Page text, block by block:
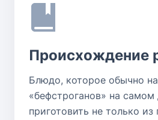
Происхождение
Блюдо, которое обычно
«бефстроганов» на
приготовить не только